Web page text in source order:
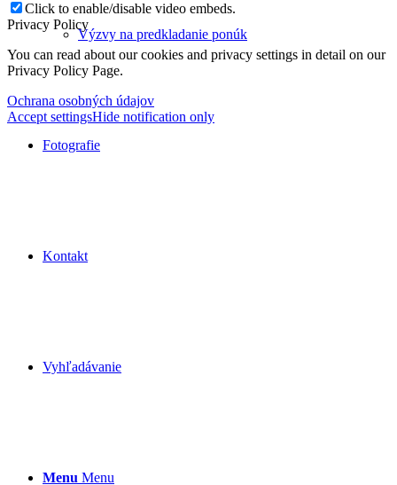
Výzvy na predkladanie ponúk
Fotografie
Kontakt
Vyhľadávanie
Menu Menu
Click to enable/disable video embeds.
Privacy Policy
You can read about our cookies and privacy settings in detail on our
Privacy Policy Page.
Ochrana osobných údajov
Accept settingsHide notification only